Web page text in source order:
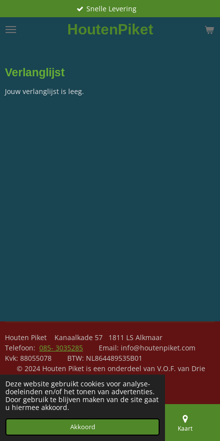
Deze website gebruikt cookies voor analyse-
doeleinden en/of het tonen van advertenties.
Door gebruik te blijven maken van de site gaat
u hiermee akkoord.
Akkoord
direct
naar
HoutenPiket
Snelle Levering
Verlanglijst
Jouw verlanglijst is leeg.
Houten Piket Kanaalkade 57 1811 LS Alkmaar
Telefoon: 085- 3035285 Email: info@houtenpiket.com
Kvk: 88055078 BTW: NL864489535B01
© 2024 Houten Piket is een onderdeel van V.O.F. van Drie
maatvoering
Powered byJouwWeb
Telefoonnummer Kaart